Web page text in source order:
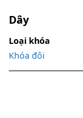
Dây
Loại khóa
Khóa đôi